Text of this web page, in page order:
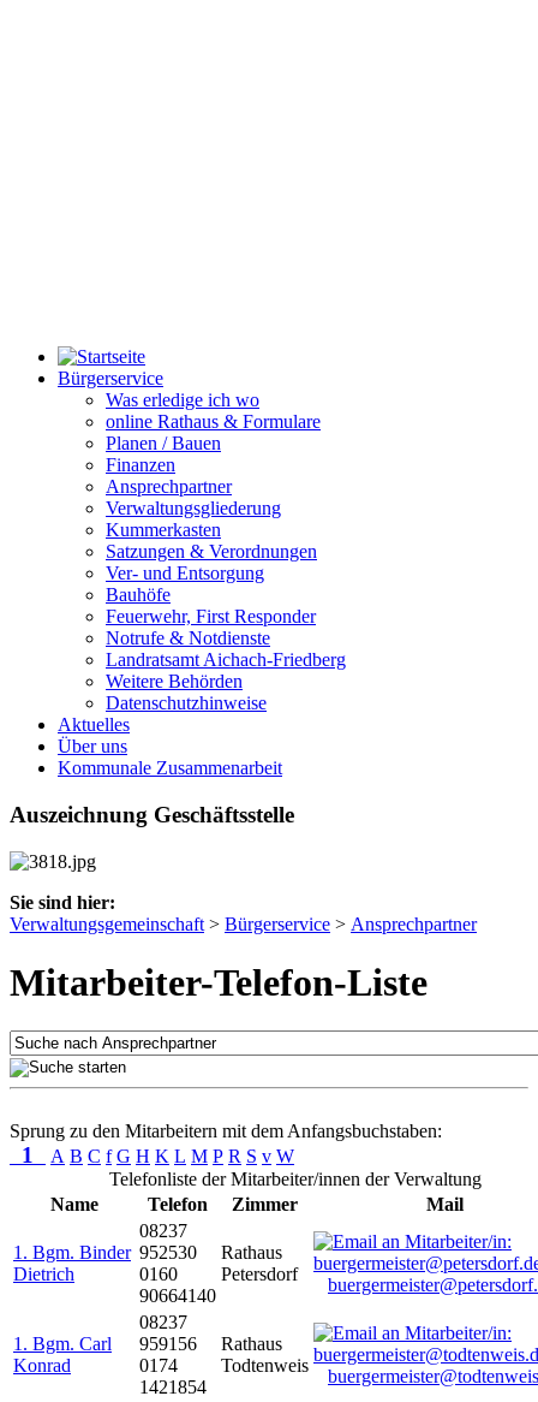
Bürgerservice
Was erledige ich wo
online Rathaus & Formulare
Planen / Bauen
Finanzen
Ansprechpartner
Verwaltungsgliederung
Kummerkasten
Satzungen & Verordnungen
Ver- und Entsorgung
Bauhöfe
Feuerwehr, First Responder
Notrufe & Notdienste
Landratsamt Aichach-Friedberg
Weitere Behörden
Datenschutzhinweise
Aktuelles
Über uns
Kommunale Zusammenarbeit
Auszeichnung Geschäftsstelle
Sie sind hier:
Verwaltungsgemeinschaft > Bürgerservice > Ansprechpartner
Mitarbeiter-Telefon-Liste
Sprung zu den Mitarbeitern mit dem Anfangsbuchstaben:
1 A B C f G H K L M P R S v W
Telefonliste der Mitarbeiter/innen der Verwaltung
Name
Telefon Zimmer Mail
1. Bgm. Binder
Dietrich
08237
952530
0160
90664140
Rathaus
Petersdorf
1. Bgm. Carl
Konrad
08237
959156
0174
1421854
Rathaus
Todtenweis